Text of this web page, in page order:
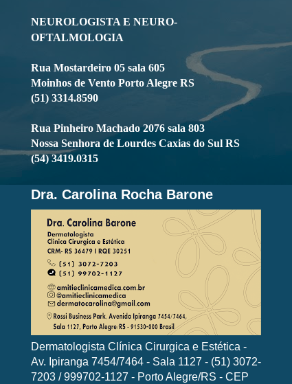
NEUROLOGISTA E NEURO-
OFTALMOLOGIA
Rua Mostardeiro 05 sala 605
Moinhos de Vento Porto Alegre RS
(51) 3314.8590
Rua Pinheiro Machado 2076 sala 803
Nossa Senhora de Lourdes Caxias do Sul RS
(54) 3419.0315
Dra. Carolina Rocha Barone
Dermatologista Clínica Cirurgica e Estética -
Av. Ipiranga 7454/7464 - Sala 1127 - (51) 3072-
7203 / 999702-1127 - Porto Alegre/RS - CEP